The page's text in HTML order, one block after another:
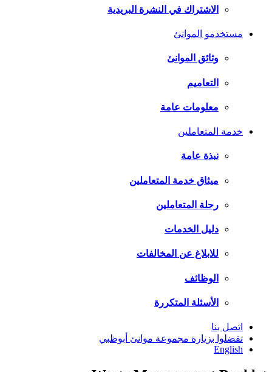
الاشتراك في النشرة البريدية
مستخدمو الموانئ
وثائق الموانئ
التعاميم
معلومات عامة
خدمة المتعاملين
نبذة عامة
ميثاق خدمة المتعاملين
رحلة المتعاملين
دليل الخدمات
للابلاغ عن المخالفات
الوظائف
الأسئلة المتكررة
اتصل بنا
تفضلوا بزيارة مجموعة موانئ أبوظبي
English